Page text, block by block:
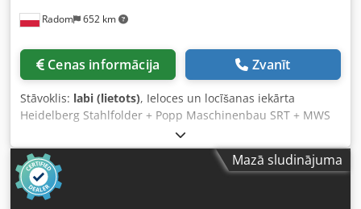
Radom 652 km
Cenas informācija Zvanīt
Stāvoklis: labi (lietots), Ieloces un locīšanas iekārta
Heidelberg Stahlfolder + Popp Maschinenbau SRT + MWS
Iekārta ļoti labā stāvoklī, gatava darbam. Kā jauna.
Ražošanas gads: 2012. Lietota ielūgumu, fotogrāmatu
ieliktņu un bukletu izgatavošanā. Modulārā konstrukcija
nodrošina iespēju paplašināt, piemēram, uzstādot
marķēšanas printerus. Tehniskie dati: Minimālais papīra
Mazā sludinājuma